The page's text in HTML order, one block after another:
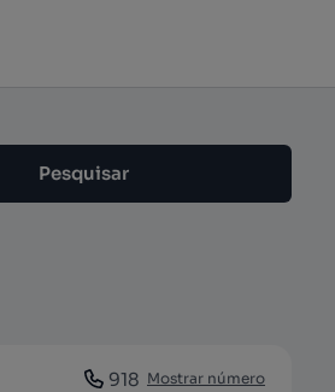
Pesquisar
918 Mostrar número